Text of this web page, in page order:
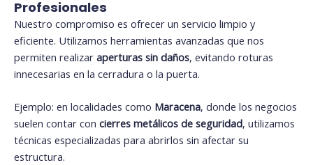
Profesionales
Nuestro compromiso es ofrecer un servicio limpio y
eficiente. Utilizamos herramientas avanzadas que nos
permiten realizar aperturas sin daños, evitando roturas
innecesarias en la cerradura o la puerta.
Ejemplo: en localidades como Maracena, donde los negocios
suelen contar con cierres metálicos de seguridad, utilizamos
técnicas especializadas para abrirlos sin afectar su
estructura.